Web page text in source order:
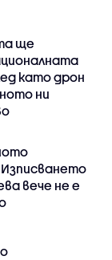
ще
като дрон
ни
вече не е